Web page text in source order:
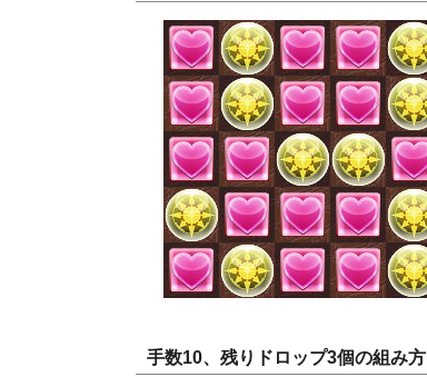
手数10、残りドロップ3個の組み方